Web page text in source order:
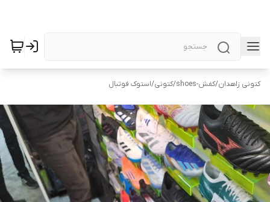
کتونی زاهدان/کفش-shoes /کتونی/استوک فوتبال